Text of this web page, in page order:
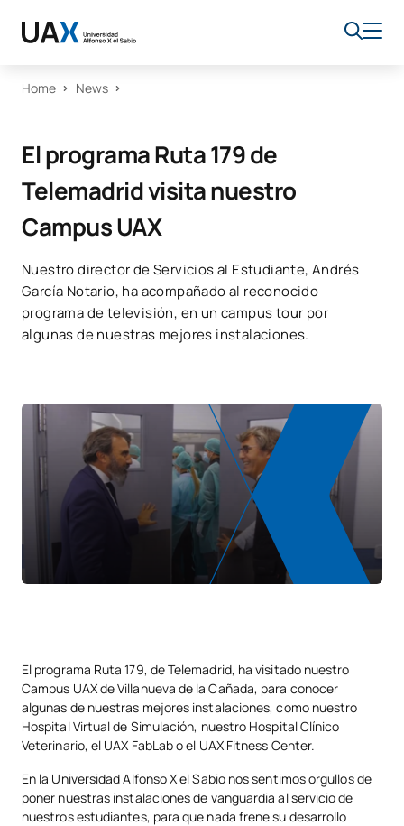
Home News
El programa Ruta 179 de
Telemadrid visita nuestro
Campus UAX
Nuestro director de Servicios al Estudiante, Andrés
García Notario, ha acompañado al reconocido
programa de televisión, en un campus tour por
algunas de nuestras mejores instalaciones.
El programa Ruta 179, de Telemadrid, ha visitado nuestro
Campus UAX de Villanueva de la Cañada, para conocer
algunas de nuestras mejores instalaciones, como nuestro
Hospital Virtual de Simulación, nuestro Hospital Clínico
Veterinario, el UAX FabLab o el UAX Fitness Center.
En la Universidad Alfonso X el Sabio nos sentimos orgullos de
poner nuestras instalaciones de vanguardia al servicio de
nuestros estudiantes, para que nada frene su desarrollo